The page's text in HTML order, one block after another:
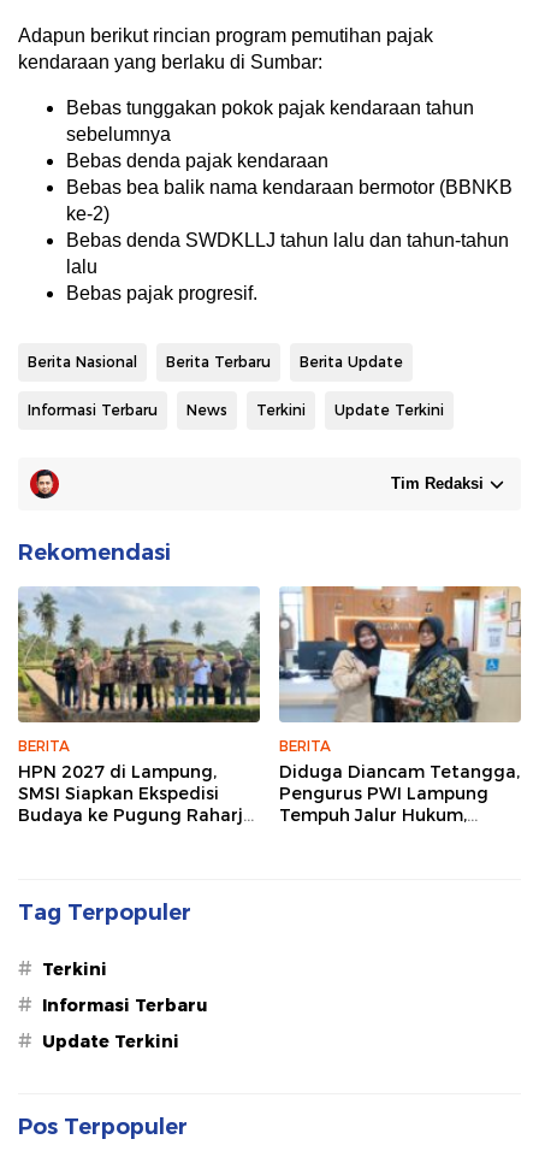
Adapun berikut rincian program pemutihan pajak
kendaraan yang berlaku di Sumbar:
Bebas tunggakan pokok pajak kendaraan tahun
sebelumnya
Bebas denda pajak kendaraan
Bebas bea balik nama kendaraan bermotor (BBNKB
ke-2)
Bebas denda SWDKLLJ tahun lalu dan tahun-tahun
lalu
Bebas pajak progresif.
Berita Nasional Berita Terbaru Berita Update
Informasi Terbaru News Terkini Update Terkini
Tim Redaksi
Rekomendasi
BERITA
HPN 2027 di Lampung,
SMSI Siapkan Ekspedisi
Budaya ke Pugung Raharjo
BERITA
Diduga Diancam Tetangga,
Pengurus PWI Lampung
Tempuh Jalur Hukum,
Tag Terpopuler
# Terkini
# Informasi Terbaru
# Update Terkini
Pos Terpopuler